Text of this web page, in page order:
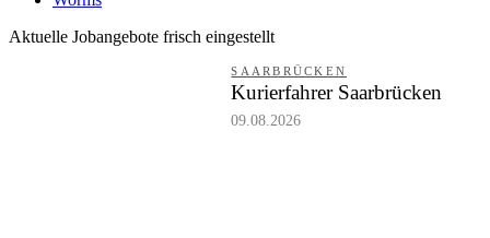
Aktuelle Jobangebote frisch eingestellt
SAARBRÜCKEN
Kurierfahrer Saarbrücken
09.08.2026